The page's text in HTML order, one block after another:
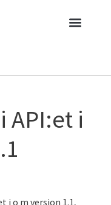
API:et i
i o m version 1.1,